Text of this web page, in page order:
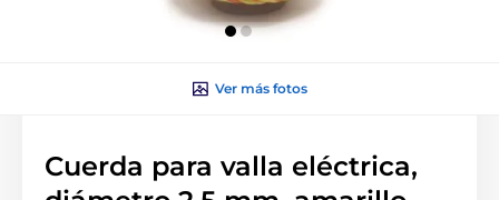
Ver más fotos
Cuerda para valla eléctrica,